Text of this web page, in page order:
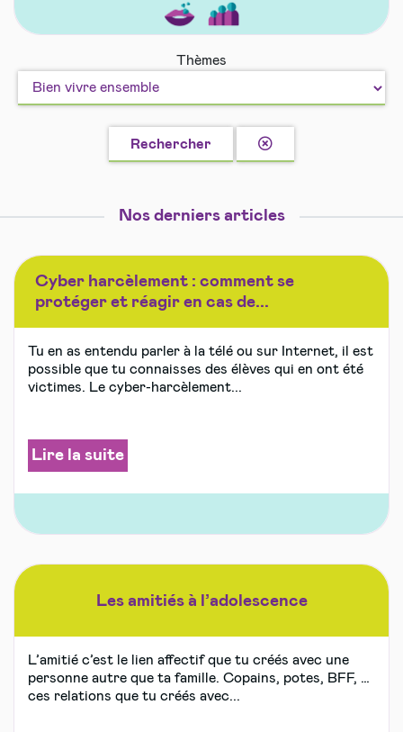
sexualité
vivre
ensemble
Thèmes
Rechercher
Effacer
la
Nos derniers articles
Cyber harcèlement : comment se
protéger et réagir en cas de...
Tu en as entendu parler à la télé ou sur Internet, il est
possible que tu connaisses des élèves qui en ont été
victimes. Le cyber-harcèlement...
Lire la suite
Les amitiés à l’adolescence
L’amitié c’est le lien affectif que tu créés avec une
personne autre que ta famille. Copains, potes, BFF, …
ces relations que tu créés avec...